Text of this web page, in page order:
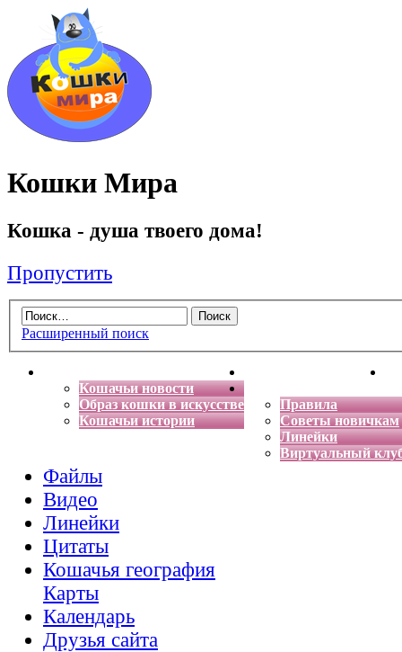
Кошки Мира
Кошка - душа твоего дома!
Пропустить
Расширенный поиск
Кошачьи новости
Образ кошки в искусстве
Кошачьи истории
Энциклопедия кошек
Правила
Советы новичкам
Линейки
Виртуальный
Файлы
Видео
Линейки
Цитаты
Кошачья география
Карты
Календарь
Друзья сайта